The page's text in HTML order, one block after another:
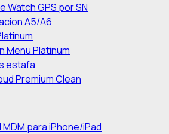
Watch GPS por SN
A5/A6
Menu Platinum
estafa
Premium Clean
para iPhone/iPad